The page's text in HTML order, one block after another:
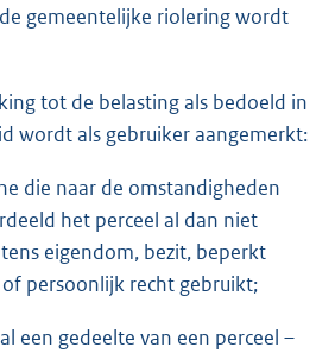
gemeentelijke riolering wordt
tot de belasting als bedoeld in
wordt als gebruiker aangemerkt:
die naar de omstandigheden
het perceel al dan niet
eigendom, bezit, beperkt
persoonlijk recht gebruikt;
een gedeelte van een perceel –